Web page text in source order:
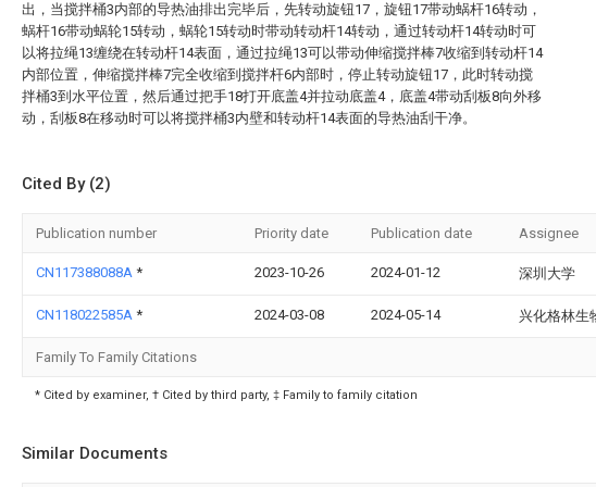
出，当搅拌桶3内部的导热油排出完毕后，先转动旋钮17，旋钮17带动蜗杆16转动，
蜗杆16带动蜗轮15转动，蜗轮15转动时带动转动杆14转动，通过转动杆14转动时可
以将拉绳13缠绕在转动杆14表面，通过拉绳13可以带动伸缩搅拌棒7收缩到转动杆14
内部位置，伸缩搅拌棒7完全收缩到搅拌杆6内部时，停止转动旋钮17，此时转动搅
拌桶3到水平位置，然后通过把手18打开底盖4并拉动底盖4，底盖4带动刮板8向外移
动，刮板8在移动时可以将搅拌桶3内壁和转动杆14表面的导热油刮干净。
Cited By (2)
Publication number Priority date Publication date Assignee
CN117388088A * 2023-10-26 2024-01-12 深圳大学
CN118022585A * 2024-03-08 2024-05-14 兴化格林生
Family To Family Citations
* Cited by examiner, † Cited by third party, ‡ Family to family citation
Similar Documents